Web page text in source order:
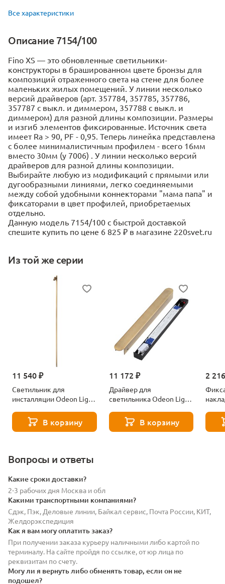
Все характеристики
Описание 7154/100
Fino XS ― это обновленные светильники-
конструкторы в брашированном цвете бронзы для
композиций отраженного света на стене для более
маленьких жилых помещений. У линии несколько
версий драйверов (арт. 357784, 357785, 357786,
357787 с выкл. и диммером, 357788 с выкл. и
диммером) для разной длины композиции. Размеры
и изгиб элементов фиксированные. Источник света
имеет Ra > 90, PF - 0,95. Теперь линейка представлена
с более минималистичным профилем - всего 16мм
вместо 30мм (у 7006) . У линии несколько версий
драйверов для разной длины композиции.
Выбирайте любую из модификаций с прямыми или
дугообразными линиями, легко соединяемыми
между собой удобными коннекторами "мама папа" и
фиксаторами в цвет профилей, приобретаемых
отдельно.
Данную модель 7154/100 с быстрой доставкой
спешите купить по цене 6 825 ₽ в магазине 220svet.ru
Из той же серии
11 540 ₽
Светильник для
инсталляции Odeon Light
бронзовыйВ корзину
11 172 ₽
Драйвер для
светильника Odeon Light
бронзовыйВ корзину
2
Вопросы и ответы
Какие сроки доставки?
2-3 рабочих дня Москва и обл
Какими транспортными компаниями?
Сдэк, Пэк, Деловые линии, Байкал сервис, Почта России, КИТ,
Желдорэкспедиция
Как я вам могу оплатить заказ?
При получении заказа курьеру наличными либо картой по
терминалу. На сайте пройдя по ссылке, от юр лица по
реквизитам по счету.
Могу ли я вернуть либо обменять товар, если он не
подошел?